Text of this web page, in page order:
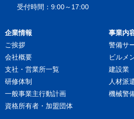
受付時間：9:00～17:00
企業情報
ご挨拶
会社概要
支社・営業所一覧
研修体制
一般事業主行動計画
資格所有者・加盟団体
事業内
警備サ
ビルメ
建設業
人材派
機械警